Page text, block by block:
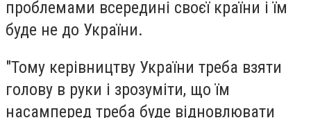
проблемами всередині своєї країни і їм
буде не до України.
"Тому керівництву України треба взяти
голову в руки і зрозуміти, що їм
насамперед треба буде відновлювати